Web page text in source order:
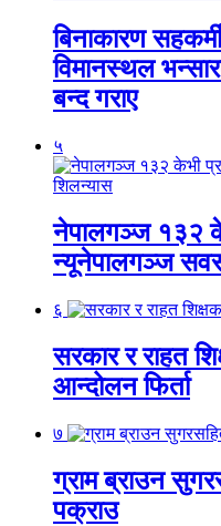
बिनाकारण
विमानस्थल
बन्द गराए
५
नेपालगञ्ज १३२
न्यूनेपालगञ्ज
६
सरकार र राहत
आन्दोलन फिर्ता
७
ग्राम ब्राउन
पक्राउ